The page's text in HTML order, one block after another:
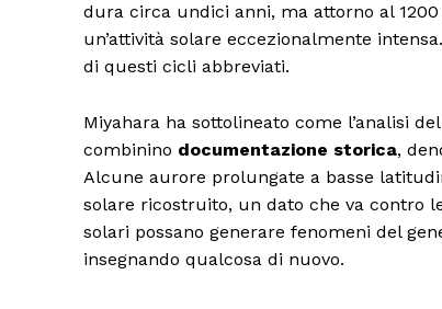
dura circa undici anni, ma attorno al
un’attività solare eccezionalmente
di questi cicli abbreviati.
Miyahara ha sottolineato come l’analisi
combinino documentazione storica,
Alcune aurore prolungate a basse
solare ricostruito, un dato che va contro
solari possano generare fenomeni del
insegnando qualcosa di nuovo.